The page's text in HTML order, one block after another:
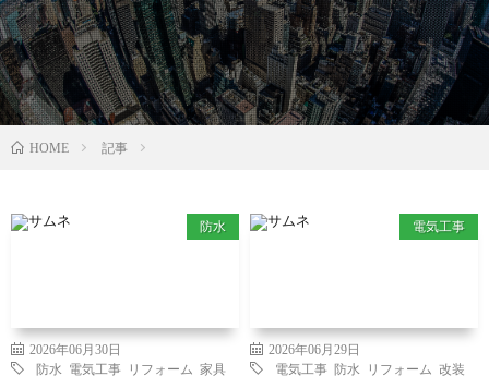
HOME 記事
防水
2026年06月30日
防水
電気工事 リフォーム
家具
電気工事
2026年06月29日
電気工事 防水 リフォーム
改装